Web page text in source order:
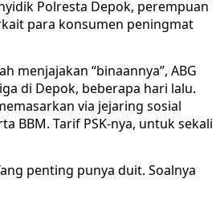
Polresta Depok, perempuan
para konsumen peningmat
menjajakan “binaannya”, ABG
di Depok, beberapa hari lalu.
via jejaring sosial
BBM. Tarif PSK-nya, untuk sekali
penting punya duit. Soalnya